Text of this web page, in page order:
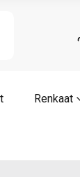
Renkaat